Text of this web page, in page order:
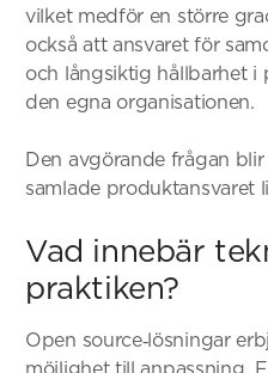
vilket medför en större
också att ansvaret för
och långsiktig hållbarhet i
den egna organisationen.
Den avgörande frågan
samlade produktansvaret
Vad innebär
praktiken?
Open source‑lösningar